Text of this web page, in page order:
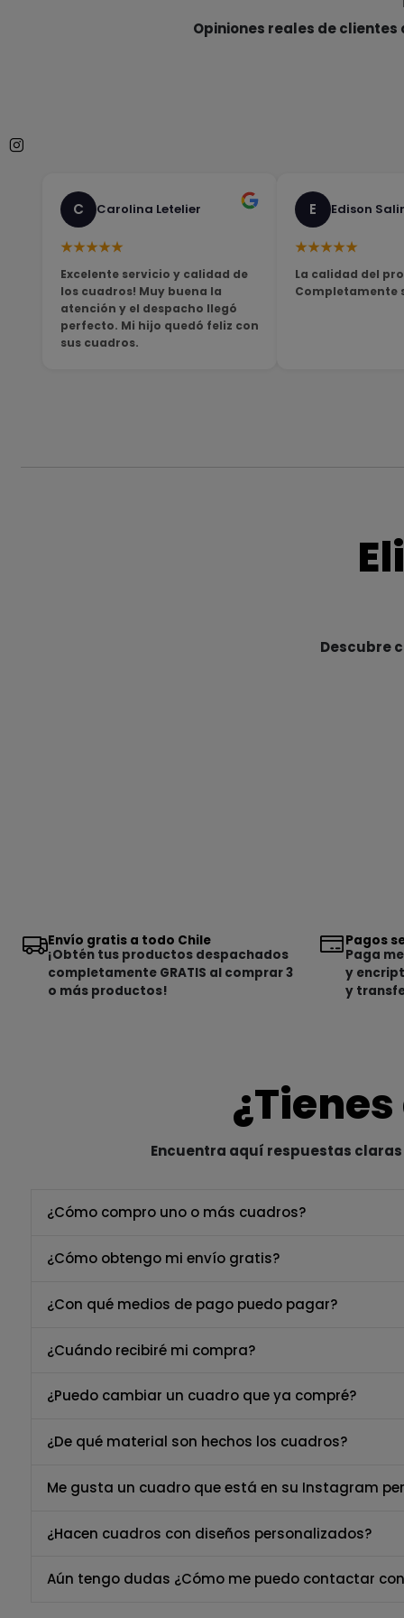
Opiniones reales de
C Carolina Letelier
★★★★★
Excelente servicio y calidad de
los cuadros! Muy buena la
atención y el despacho llegó
perfecto. Mi hijo quedó feliz con
sus cuadros.
E Edison
★★★★★
La calidad del
Completamente
Descubre
Envío gratis a todo Chile
¡Obtén tus productos despachados
completamente GRATIS al comprar 3
o más productos!
Pagos
Paga
y
y
Encuentra aquí respuestas
¿Cómo compro uno o más cuadros?
¿Cómo obtengo mi envío gratis?
¿Con qué medios de pago puedo pagar?
¿Cuándo recibiré mi compra?
¿Puedo cambiar un cuadro que ya compré?
¿De qué material son hechos los cuadros?
Me gusta un cuadro que está en su Instagram
¿Hacen cuadros con diseños personalizados?
Aún tengo dudas ¿Cómo me puedo contactar